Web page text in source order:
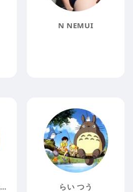
N NEMUI
ADGJMPTWADGJMPTW らい つう